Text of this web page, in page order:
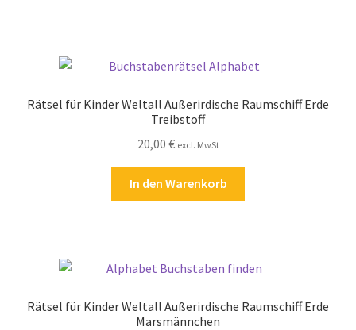
Rätsel für Kinder Weltall Außerirdische Raumschiff Erde
Treibstoff
20,00 € excl. MwSt
In den Warenkorb
Rätsel für Kinder Weltall Außerirdische Raumschiff Erde
Marsmännchen